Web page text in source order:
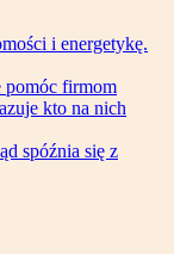
i energetykę.
pomóc firmom
kto na nich
spóźnia się z